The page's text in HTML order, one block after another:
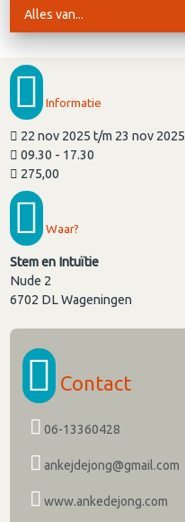
Alles van...
Informatie
22 nov 2025 t/m 23 nov 2025
09.30 - 17.30
275,00
Waar?
Stem en Intuïtie
Nude 2
6702 DLWageningen
Contact
06-13360428
ankejdejong@gmail.com
www.ankedejong.com